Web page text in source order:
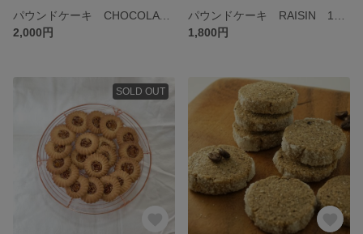
パウンドケーキ CHOCOLATE 1本 糖質制限に変更できます！
2,000円
1,800円
SOLD OUT